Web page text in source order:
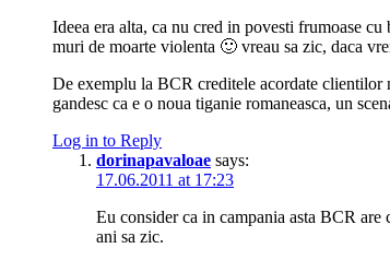
Ideea era alta, ca nu cred in povesti frumoase
muri de moarte violenta 🙂 vreau sa zic, daca
De exemplu la BCR creditele acordate clientilor
gandesc ca e o noua tiganie romaneasca, un
Log in to Reply
dorinapavaloae says:
17.06.2011 at 17:23
Eu consider ca in campania asta BCR
ani sa zic.